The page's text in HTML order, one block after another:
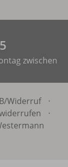
zwischen
Widerruf
·
·